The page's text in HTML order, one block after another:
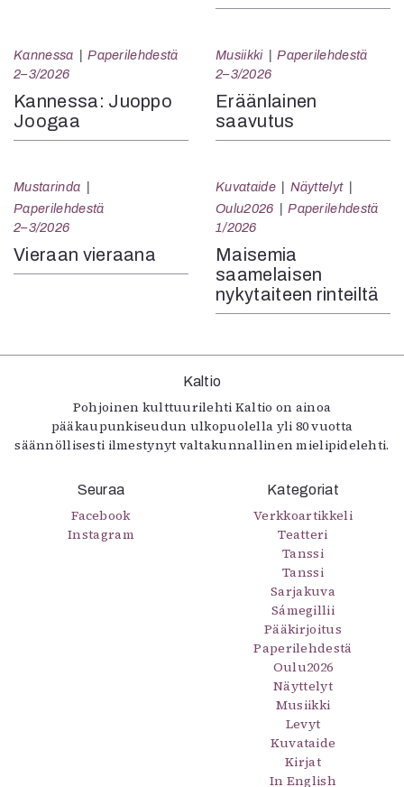
Kannessa
Paperilehdestä
2–3/2026
Kannessa: Juoppo
Joogaa
Musiikki
Paperilehdestä
2–3/2026
Eräänlainen
saavutus
Mustarinda
Paperilehdestä
2–3/2026
Vieraan vieraana
Kuvataide
Näyttelyt
Oulu2026
Paperilehdestä
1/2026
Maisemia
saamelaisen
nykytaiteen rinteiltä
Kaltio
Pohjoinen kulttuurilehti Kaltio on ainoa
pääkaupunkiseudun ulkopuolella yli 80 vuotta
säännöllisesti ilmestynyt valtakunnallinen mielipidelehti.
Seuraa
Facebook
Instagram
Kategoriat
Verkkoartikkeli
Teatteri
Tanssi
Tanssi
Sarjakuva
Sámegillii
Pääkirjoitus
Paperilehdestä
Oulu2026
Näyttelyt
Musiikki
Levyt
Kuvataide
Kirjat
In English